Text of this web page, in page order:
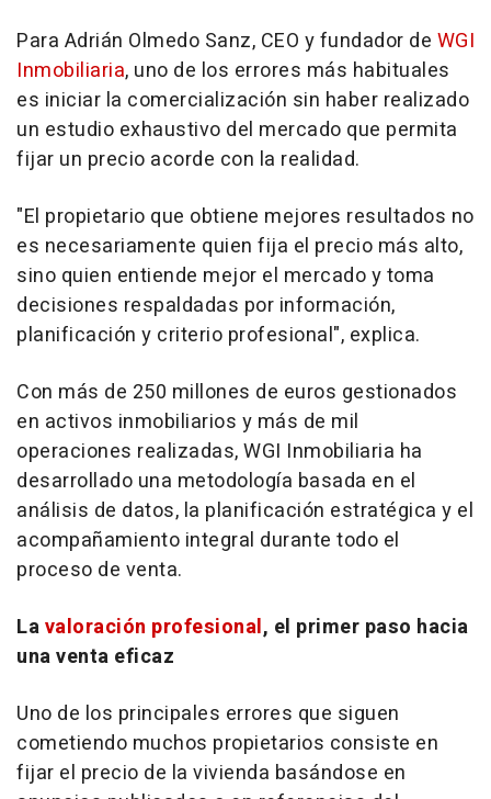
Para Adrián Olmedo Sanz, CEO y fundador de WGI
Inmobiliaria, uno de los errores más habituales
es iniciar la comercialización sin haber realizado
un estudio exhaustivo del mercado que permita
fijar un precio acorde con la realidad.
"El propietario que obtiene mejores resultados no
es necesariamente quien fija el precio más alto,
sino quien entiende mejor el mercado y toma
decisiones respaldadas por información,
planificación y criterio profesional", explica.
Con más de 250 millones de euros gestionados
en activos inmobiliarios y más de mil
operaciones realizadas, WGI Inmobiliaria ha
desarrollado una metodología basada en el
análisis de datos, la planificación estratégica y el
acompañamiento integral durante todo el
proceso de venta.
Lavaloración profesional, el primer paso hacia
una venta eficaz
Uno de los principales errores que siguen
cometiendo muchos propietarios consiste en
fijar el precio de la vivienda basándose en